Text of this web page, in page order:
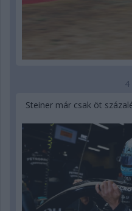
4
Steiner már csak öt